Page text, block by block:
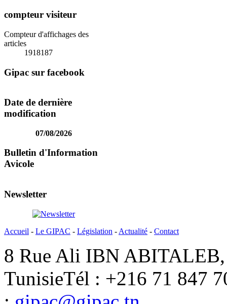
compteur visiteur
Compteur d'affichages des
articles
1918187
Gipac sur facebook
Date de dernière
modification
07/08/2026
Bulletin d'Information
Avicole
Newsletter
Accueil - Le GIPAC - Législation - Actualité - Contact
8 Rue Ali IBN ABITALEB,
TunisieTél : +216 71 847